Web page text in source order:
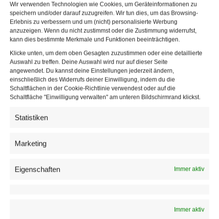
Wir verwenden Technologien wie Cookies, um Geräteinformationen zu
speichern und/oder darauf zuzugreifen. Wir tun dies, um das Browsing-
Erlebnis zu verbessern und um (nicht) personalisierte Werbung
anzuzeigen. Wenn du nicht zustimmst oder die Zustimmung widerrufst,
kann dies bestimmte Merkmale und Funktionen beeinträchtigen.
Klicke unten, um dem oben Gesagten zuzustimmen oder eine detaillierte
Auswahl zu treffen. Deine Auswahl wird nur auf dieser Seite
angewendet. Du kannst deine Einstellungen jederzeit ändern,
einschließlich des Widerrufs deiner Einwilligung, indem du die
Schaltflächen in der Cookie-Richtlinie verwendest oder auf die
Schaltfläche "Einwilligung verwalten" am unteren Bildschirmrand klickst.
Statistiken
Marketing
Eigenschaften Immer aktiv
Immer aktiv
mit Stickstoff gezapft – teilweise verbunden mit der
Vorstellung einer Sondergenehmigung.
Technisch ist der Einsatz von CO₂- oder CO₂/N₂-Mischgas
in der Gastronomie seit Jahrzehnten etabliert. Besonders
bei langen Leitungssystemen stabilisiert Stickstoff den
Gesamtdruck, ohne den CO₂-Gehalt im Bier weiter zu
erhöhen.
Mundgefühl, erhöht die Spritzigkeit und kann die
diesen Effekt und sorgt für eine stabilere Schaumstruktur